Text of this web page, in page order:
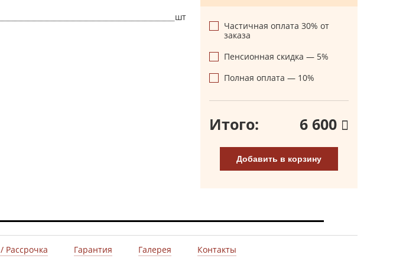
шт
Частичная оплата 30% от
заказа
Пенсионная скидка — 5%
Полная оплата — 10%
Итого: 6 600
Добавить в корзину
Рассрочка Гарантия Галерея Контакты